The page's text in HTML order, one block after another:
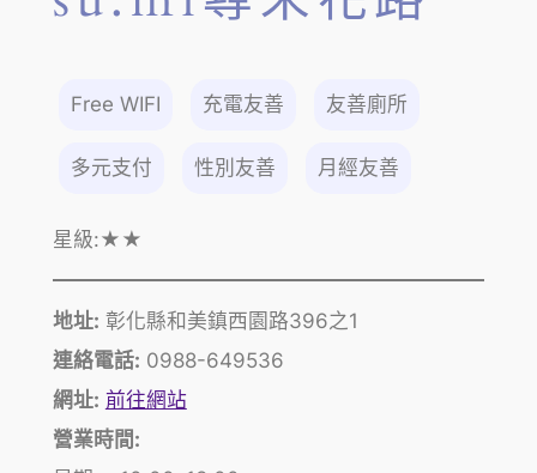
Free WIFI 充電友善 友善廁所
多元支付 性別友善 月經友善
星級:★★
地址: 彰化縣和美鎮西園路396之1
連絡電話: 0988-649536
網址: 前往網站
營業時間: